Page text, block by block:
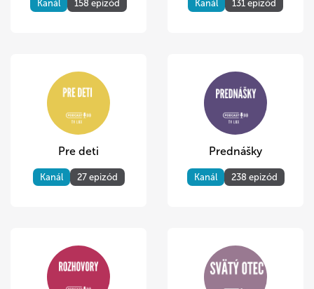
Kanál 158 epizód Kanál 131 epizód
Pre deti
Kanál 27 epizód
Prednášky
Kanál 238 epizód